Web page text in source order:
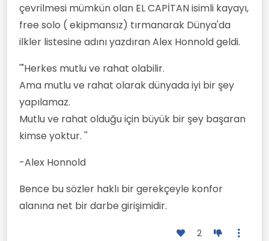
çevrilmesi mümkün olan EL CAPİTAN isimli kayayı,
free solo ( ekipmansız) tırmanarak Dünya'da
ilkler listesine adını yazdıran Alex Honnold geldi.
'"Herkes mutlu ve rahat olabilir.
Ama mutlu ve rahat olarak dünyada iyi bir şey
yapılamaz.
Mutlu ve rahat olduğu için büyük bir şey başaran
kimse yoktur. ''
-Alex Honnold
Bence bu sözler haklı bir gerekçeyle konfor
alanına net bir darbe girişimidir.
2